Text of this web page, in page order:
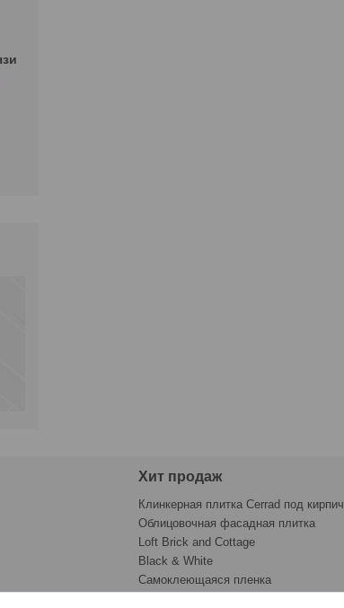
Хит продаж
Клинкерная плитка Cerrad под кирпич
Облицовочная фасадная плитка
Loft Brick and Cottage
Black & White
Самоклеющаяся пленка